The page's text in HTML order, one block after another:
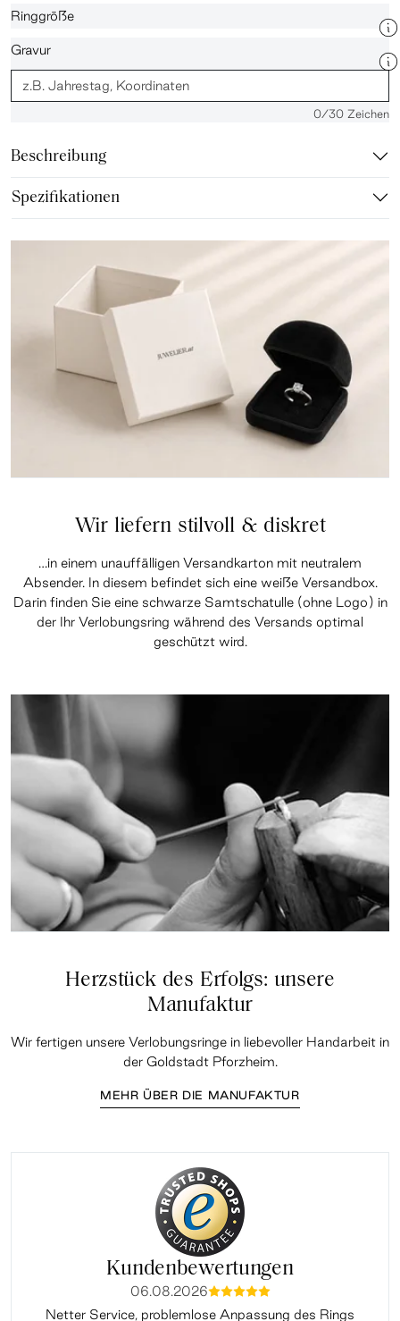
Ringgröße
Gravur
0/30 Zeichen
Beschreibung
Spezifikationen
Wir liefern stilvoll & diskret
…in einem unauffälligen Versandkarton mit neutralem
Absender. In diesem befindet sich eine weiße Versandbox.
Darin finden Sie eine schwarze Samtschatulle (ohne Logo) in
der Ihr Verlobungsring während des Versands optimal
geschützt wird.
Herzstück des Erfolgs: unsere
Manufaktur
Wir fertigen unsere Verlobungsringe in liebevoller Handarbeit in
der Goldstadt Pforzheim.
MEHR ÜBER DIE MANUFAKTUR
Kundenbewertungen
06.08.2026mmmmm
Netter Service, problemlose Anpassung des Rings